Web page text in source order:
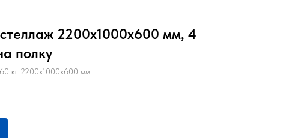
2200х1000х600 мм, 4
полку
кг 2200х1000х600 мм